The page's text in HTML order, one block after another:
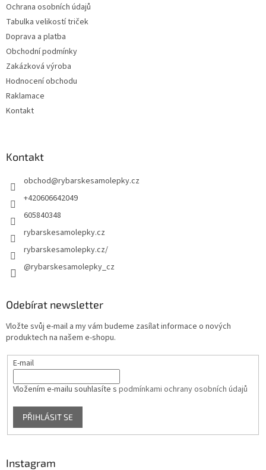
Ochrana osobních údajů
Tabulka velikostí triček
Doprava a platba
Obchodní podmínky
Zakázková výroba
Hodnocení obchodu
Raklamace
Kontakt
Kontakt
obchod@rybarskesamolepky.cz
+420606642049
605840348
rybarskesamolepky.cz
rybarskesamolepky.cz/
@rybarskesamolepky_cz
Odebírat newsletter
Vložte svůj e-mail a my vám budeme zasílat informace o nových
produktech na našem e-shopu.
E-mail
Vložením e-mailu souhlasíte s podmínkami ochrany osobních údajů
PŘIHLÁSIT SE
Instagram